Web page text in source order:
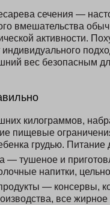
сечения —
вмешательства
активности.
вес безопасным
килограммов,
пищевые
грудью.
— тушеное и
напитки,
— консервы,
все